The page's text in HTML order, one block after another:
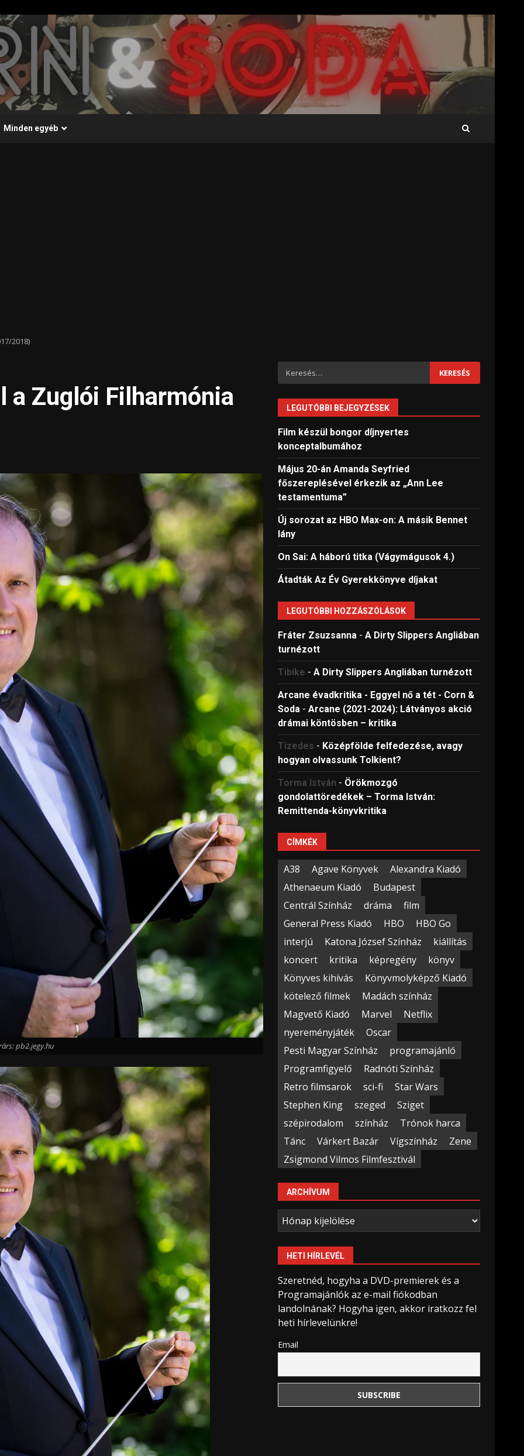
Minden egyéb
2018)
a Zuglói Filharmónia
pb2.jegy.hu
Keresés:
LEGUTÓBBI BEJEGYZÉSEK
Film készül bongor díjnyertes
konceptalbumához
Május 20-án Amanda Seyfried
főszereplésével érkezik az „Ann Lee
testamentuma”
Új sorozat az HBO Max-on: A másik Bennet
lány
On Sai: A ​háború titka (Vágymágusok 4.)
Átadták Az Év Gyerekkönyve díjakat
LEGUTÓBBI HOZZÁSZÓLÁSOK
Fráter Zsuzsanna -A Dirty Slippers Angliában
turnézott
Tibike -A Dirty Slippers Angliában turnézott
Arcane évadkritika - Eggyel nő a tét - Corn &
Soda -Arcane (2021-2024): Látványos akció
drámai köntösben – kritika
Tizedes - Középfölde felfedezése, avagy
hogyan olvassunk Tolkient?
Torma István - Örökmozgó
gondolattöredékek – Torma István:
Remittenda-könyvkritika
CÍMKÉK
A38 Agave Könyvek
Alexandra Kiadó
Athenaeum Kiadó
Budapest
Centrál Színház
dráma
film
General Press Kiadó
HBO
HBO Go
interjú
Katona József Színház
kiállítás
koncert
kritika képregény
könyv
Könyves kihívás
Könyvmolyképző Kiadó
kötelező filmek
Madách színház
Magvető Kiadó
Marvel
Netflix
nyereményjáték
Oscar
Pesti Magyar Színház
programajánló
Programfigyelő
Radnóti Színház
Retro filmsarok
sci-fi
Star Wars
Stephen King
szeged
Sziget
szépirodalom
színház
Trónok harca
Tánc
Várkert Bazár Vígszínház
Zene
Zsigmond Vilmos Filmfesztivál
ARCHÍVUM
Archívum
HETI HÍRLEVÉL
Szeretnéd, hogyha a DVD-premierek és a
Programajánlók az e-mail fiókodban
landolnának? Hogyha igen, akkor iratkozz fel
heti hírlevelünkre!
Email